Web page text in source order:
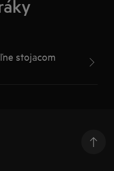
stojacom